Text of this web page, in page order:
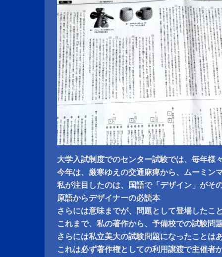
大学入試制度でのセンター試験では、毎年様
今年は、厳寒ゆえの交通麻痺から、ムーミン
私が注目したのは、国語で「デザイン」がそ
原語からデザイナーの必読本
さらには意味までが、問題として登場したこ
これまで、私の著作から、予備校での試験問
さらには私立美大の試験問題になったことは
これは必ず著作権としての利用譲渡で主催者